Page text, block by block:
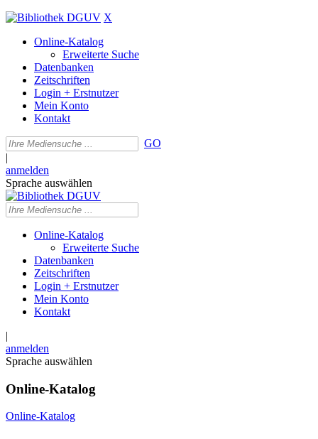
X
Online-Katalog
Erweiterte Suche
Datenbanken
Zeitschriften
Login + Erstnutzer
Mein Konto
Kontakt
GO
|
anmelden
Sprache auswählen
Online-Katalog
Erweiterte Suche
Datenbanken
Zeitschriften
Login + Erstnutzer
Mein Konto
Kontakt
|
anmelden
Sprache auswählen
Online-Katalog
Online-Katalog